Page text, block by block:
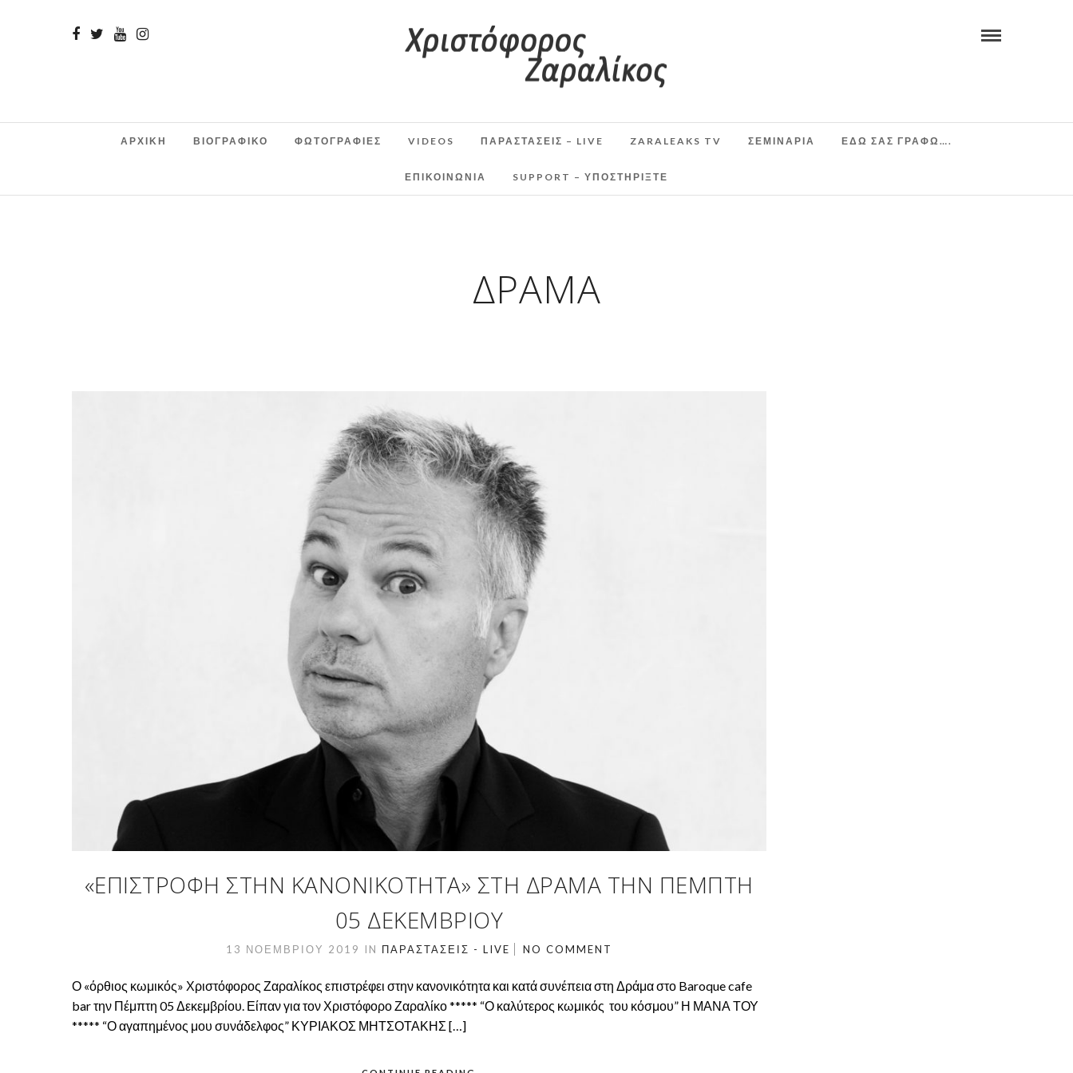
ΑΡΧΙΚΗ ΒΙΟΓΡΑΦΙΚΟ ΦΩΤΟΓΡΑΦΙΕΣ VIDEOS ΠΑΡΑΣΤΆΣΕΙΣ – LIVE ZARALEAKS TV ΣΕΜΙΝΆΡΙΑ ΕΔΩ ΣΑΣ ΓΡΑΦΩ….
ΕΠΙΚΟΙΝΩΝΙΑ SUPPORT – ΥΠΟΣΤΗΡΊΞΤΕ
ΔΡΆΜΑ
«ΕΠΙΣΤΡΟΦΉ ΣΤΗΝ ΚΑΝΟΝΙΚΌΤΗΤΑ» ΣΤΗ ΔΡΆΜΑ ΤΗΝ ΠΈΜΠΤΗ
05 ΔΕΚΕΜΒΡΊΟΥ
13 ΝΟΕΜΒΡΊΟΥ 2019 IN ΠΑΡΑΣΤΆΣΕΙΣ - LIVE NO COMMENT
Ο «όρθιος κωμικός» Χριστόφορος Ζαραλίκος επιστρέφει στην κανονικότητα και κατά συνέπεια στη Δράμα στο Baroque cafe
bar την Πέμπτη 05 Δεκεμβρίου. Είπαν για τον Χριστόφορο Ζαραλίκο ***** “Ο καλύτερος κωμικός του κόσμου” Η ΜΑΝΑ ΤΟΥ
***** “Ο αγαπημένος μου συνάδελφος” ΚΥΡΙΑΚΟΣ ΜΗΤΣΟΤΑΚΗΣ […]